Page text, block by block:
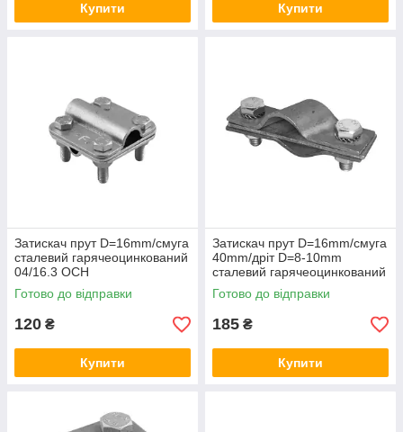
Купити Купити
Затискач прут D=16mm/смуга
сталевий гарячеоцинкований
04/16.3 ОСН
Готово до відправки
120 ₴
Купити
Затискач прут D=16mm/смуга
40mm/дріт D=8-10mm
сталевий гарячеоцинкований
42/168.3 ОСН
Готово до відправки
185 ₴
Купити